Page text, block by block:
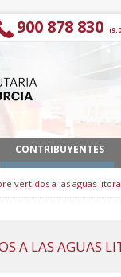
900 878 830
CONTRIBUYENTES
vertidos a las aguas
A LAS AGUAS